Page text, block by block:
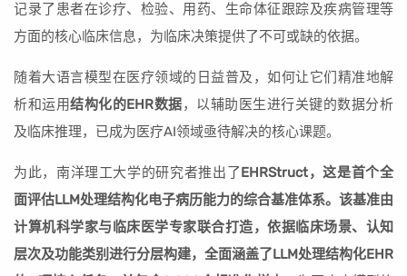
记录了患者在诊疗、检验、用药、生命体征跟踪及疾病管理等
方面的核心临床信息，为临床决策提供了不可或缺的依据。
随着大语言模型在医疗领域的日益普及，如何让它们精准地解
析和运用结构化的EHR数据，以辅助医生进行关键的数据分析
及临床推理，已成为医疗AI领域亟待解决的核心课题。
为此，南洋理工大学的研究者推出了EHRStruct，这是首个全
面评估LLM处理结构化电子病历能力的综合基准体系。该基准由
计算机科学家与临床医学专家联合打造，依据临床场景、认知
层次及功能类别进行分层构建，全面涵盖了LLM处理结构化EHR